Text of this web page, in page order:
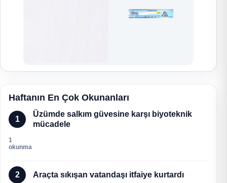
Haftanın En Çok Okunanları
1
Üzümde salkım güvesine karşı biyoteknik
mücadele
1
okunma
2 Araçta sıkışan vatandaşı itfaiye kurtardı